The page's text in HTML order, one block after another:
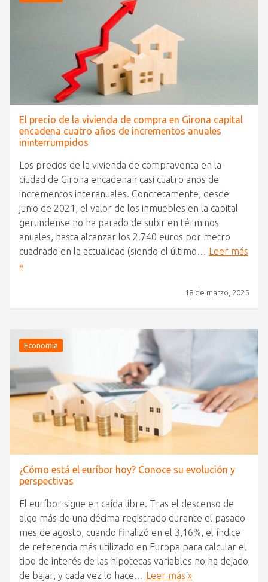
El precio de la vivienda de compra en Girona capital
encadena cuatro años de incrementos anuales
ininterrumpidos
Los precios de la vivienda de compraventa en la
ciudad de Girona encadenan casi cuatro años de
incrementos interanuales. Concretamente, desde
junio de 2021, el valor de los inmuebles en la capital
gerundense no ha parado de subir en términos
anuales, hasta alcanzar los 2.740 euros por metro
cuadrado en la actualidad (siendo el último… Leer más
»
18 de marzo, 2025
Economía
¿Cómo está el euríbor hoy? Conoce su evolución y
perspectivas
El euríbor sigue en caída libre. Tras el descenso de
algo más de una décima registrado durante el pasado
mes de agosto, cuando finalizó en el 3,16%, el índice
de referencia más utilizado en Europa para calcular el
tipo de interés de las hipotecas variables no ha dejado
de bajar, y cada vez lo hace… Leer más »